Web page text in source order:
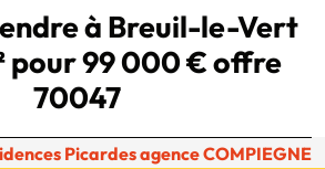
à Breuil-le-Vert
pour 99 000 € offre
70047
Picardes agence COMPIEGNE